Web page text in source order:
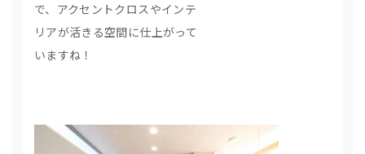
で、アクセントクロスやインテ
リアが活きる空間に仕上がって
いますね！